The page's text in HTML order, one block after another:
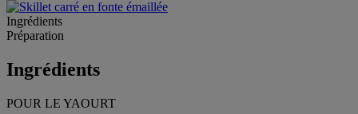
Ingrédients
Préparation
Ingrédients
POUR LE YAOURT